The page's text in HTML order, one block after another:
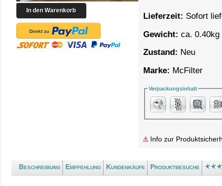
Lieferzeit: Sofort
Gewicht: ca. 0.40kg
Zustand: Neu
Marke: McFilter
Verpackungsinhalt
Info zur
Beschreibung Empfehlung Kundenkäufe Produktbesuche